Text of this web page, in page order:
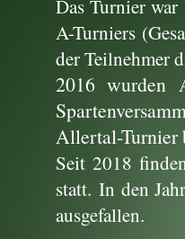
Das Turnier
A-Turniers
der Teilnehmer
2016 wurden
Allertal-Turnier
Seit 2018
statt. In den
ausgefallen.